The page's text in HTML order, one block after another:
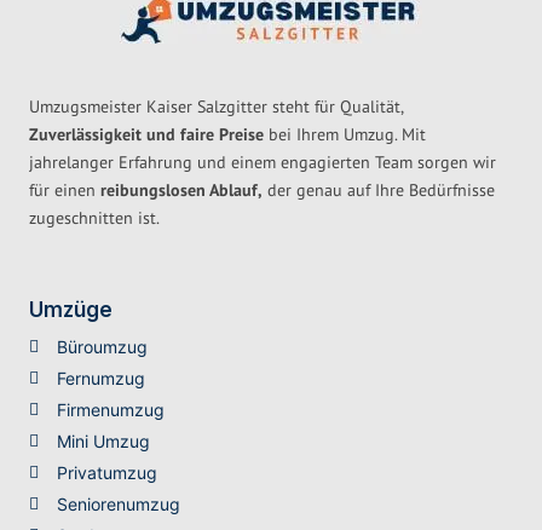
Umzugsmeister Kaiser Salzgitter steht für Qualität,
Zuverlässigkeit und faire Preise bei Ihrem Umzug. Mit
jahrelanger Erfahrung und einem engagierten Team sorgen wir
für einen reibungslosen Ablauf, der genau auf Ihre Bedürfnisse
zugeschnitten ist.
Umzüge
Büroumzug
Fernumzug
Firmenumzug
Mini Umzug
Privatumzug
Seniorenumzug